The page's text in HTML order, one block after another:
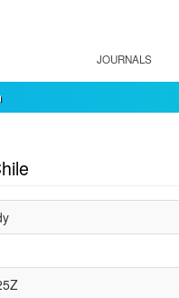
JOURNALS